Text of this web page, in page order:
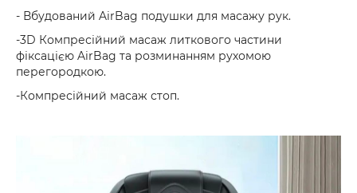
- Вбудований AirBag подушки для масажу рук.
-3D Компресійний масаж литкового частини
фіксацією AirBag та розминанням рухомою
перегородкою.
-Компресійний масаж стоп.